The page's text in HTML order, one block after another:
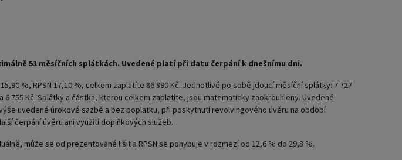
51 měsíčních splátkách. Uvedené platí při datu čerpání k dnešnímu dni.
%, RPSN 17,10 %, celkem zaplatíte 86 890 Kč. Jednotlivé po sobě jdoucí měsíční splátky: 7 727
a 6 755 Kč. Splátky a částka, kterou celkem zaplatíte, jsou matematicky zaokrouhleny. Uvedené
uvedené úrokové sazbě a bez poplatku, při poskytnutí revolvingového úvěru na období
čerpání úvěru ani využití doplňkových služeb.
může se od prezentované lišit a RPSN se pohybuje v rozmezí od 12,6 % do 29,8 %.